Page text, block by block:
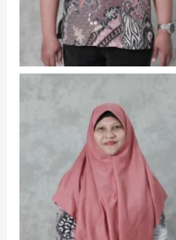
Rina Suhestianingsih, SP.
– Admin Yayasan